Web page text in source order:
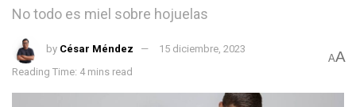
No todo es miel sobre hojuelas
by César Méndez
15 diciembre, 2023
Reading Time: 4 mins read
AA